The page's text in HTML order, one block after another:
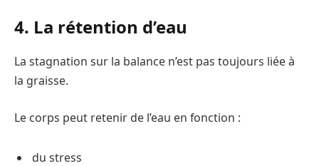
4. La rétention d’eau
La stagnation sur la balance n’est pas toujours liée à
la graisse.
Le corps peut retenir de l’eau en fonction :
du stress